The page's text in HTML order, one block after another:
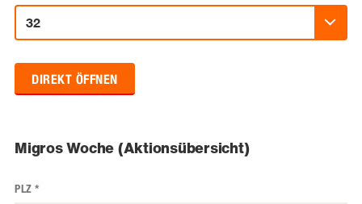
DIREKT ÖFFNEN
Migros Woche (Aktionsübersicht)
PLZ *